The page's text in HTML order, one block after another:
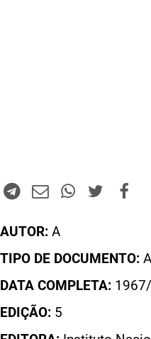
AUTOR: A
TIPO DE DOCUMENTO:
DATA COMPLETA:
EDIÇÃO: 5